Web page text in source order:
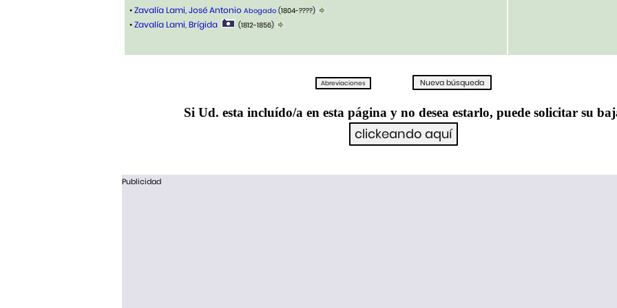
•Zavalía Lami, José Antonio Abogado (1804-????)
•Zavalía Lami, Brígida (1812-1856)
Si Ud. esta incluído/a en esta página y no desea estarlo, puede solicitar su
Publicidad